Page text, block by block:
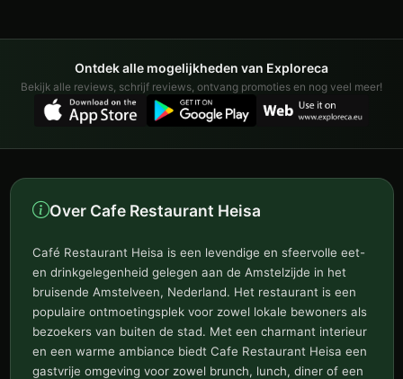
Ontdek alle mogelijkheden van Exploreca
Bekijk alle reviews, schrijf reviews, ontvang promoties en nog veel meer!
Over Cafe Restaurant Heisa
Café Restaurant Heisa is een levendige en sfeervolle eet-
en drinkgelegenheid gelegen aan de Amstelzijde in het
bruisende Amstelveen, Nederland. Het restaurant is een
populaire ontmoetingsplek voor zowel lokale bewoners als
bezoekers van buiten de stad. Met een charmant interieur
en een warme ambiance biedt Cafe Restaurant Heisa een
gastvrije omgeving voor zowel brunch, lunch, diner of een